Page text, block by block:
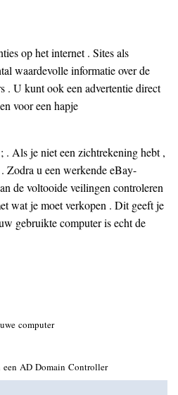
op het internet . Sites als
waardevolle informatie over de
. U kunt ook een advertentie direct
voor een hapje
Als je niet een zichtrekening hebt ,
Zodra u een werkende eBay-
de voltooide veilingen controleren
wat je moet verkopen . Dit geeft je
gebruikte computer is echt de
computer
een AD Domain Controller